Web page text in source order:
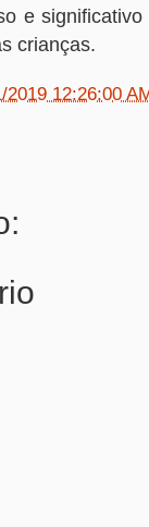
e
crianças.
2019 12:26:00